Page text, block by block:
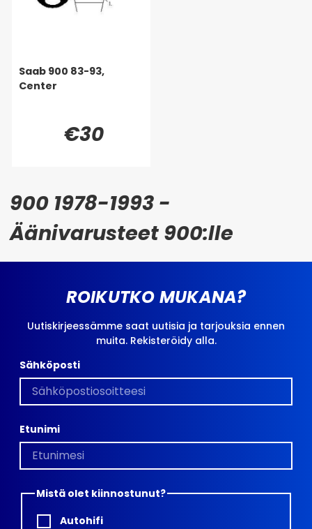
Saab 900 83-93,
Center
€30
900 1978-1993 -
Äänivarusteet 900:lle
ROIKUTKO MUKANA?
Uutiskirjeessämme saat uutisia ja tarjouksia ennen
muita. Rekisteröidy alla.
Sähköposti
Etunimi
Mistä olet kiinnostunut?
Autohifi